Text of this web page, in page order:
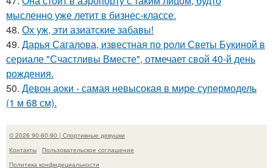
мысленно уже летит в бизнес-классе.
48. Ох уж, эти азиатские забавы!
49. Дарья Сагалова, известная по роли Светы Букиной в
сериале "Счастливы Вместе", отмечает свой 40-й день
рождения.
50. Девон аоки - самая невысокая в мире супермодель
(1 м 68 см).
© 2026 90-60-90 | Спортивные девушки
Контакты
Пользовательское соглашение
Политика конфидециальности